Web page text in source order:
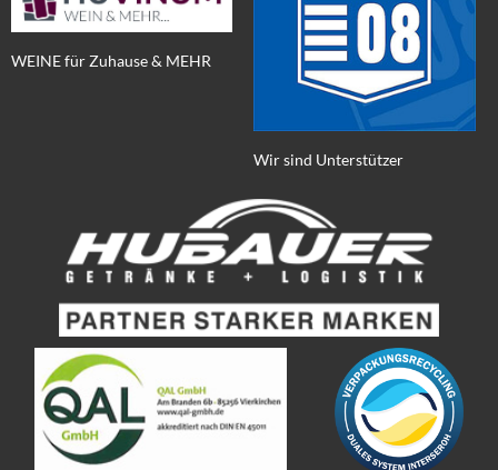
WEINE für Zuhause & MEHR
Wir sind Unterstützer